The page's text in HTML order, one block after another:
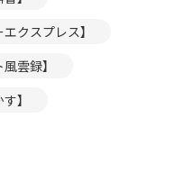
クスプレス】
雲録】
】